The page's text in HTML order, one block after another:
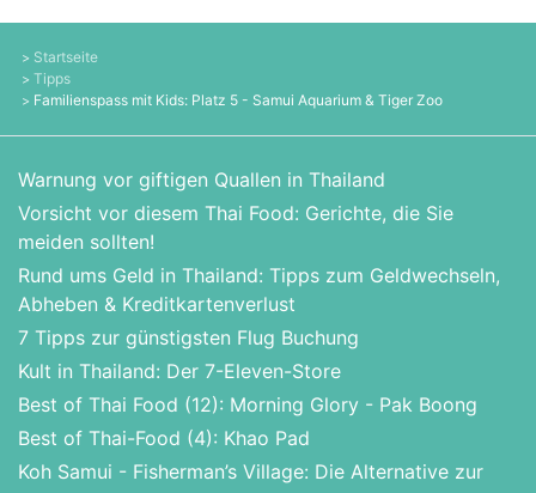
Startseite
Tipps
Familienspass mit Kids: Platz 5 - Samui Aquarium & Tiger Zoo
Warnung vor giftigen Quallen in Thailand
Vorsicht vor diesem Thai Food: Gerichte, die Sie
meiden sollten!
Rund ums Geld in Thailand: Tipps zum Geldwechseln,
Abheben & Kreditkartenverlust
7 Tipps zur günstigsten Flug Buchung
Kult in Thailand: Der 7-Eleven-Store
Best of Thai Food (12): Morning Glory - Pak Boong
Best of Thai-Food (4): Khao Pad
Koh Samui - Fisherman’s Village: Die Alternative zur